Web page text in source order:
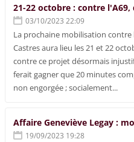
21-22 octobre : contre
03/10/2023 22:09
La prochaine mobilisation
Castres aura lieu les 21 et 22
contre ce projet désormais
ferait gagner que 20 minutes
non engorgée ; socialement...
Affaire Geneviève Legay :
19/09/2023 19:28